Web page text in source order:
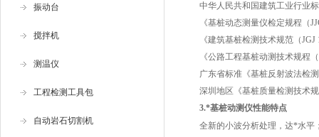
振动台
搅拌机
测温仪
工程检测工具包
自动岩石切割机
中华人民共和国建筑工业行业
《基桩动态测量仪检定规程（
《建筑基桩检测技术规范（JGJ
《公路工程基桩动测技术规程
广东省标准《基桩反射波法检
深圳地区《基桩质量检测技术
3.*基桩动测仪性能特点
全新的小波分析处理，达*水平